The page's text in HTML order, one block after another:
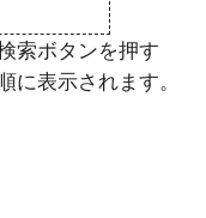
索ボタンを押す
に表示されます。